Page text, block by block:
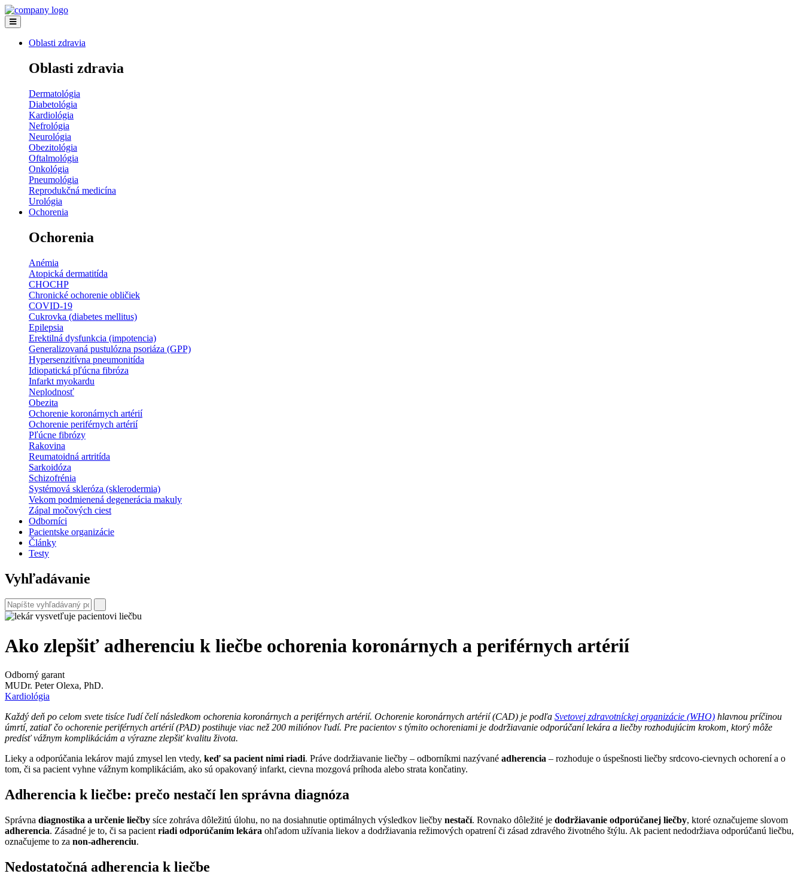
Oblasti zdravia
Oblasti zdravia
Dermatológia
Diabetológia
Kardiológia
Nefrológia
Neurológia
Obezitológia
Oftalmológia
Onkológia
Pneumológia
Reprodukčná medicína
Urológia
Ochorenia
Ochorenia
Anémia
Atopická dermatitída
CHOCHP
Chronické ochorenie obličiek
COVID-19
Cukrovka (diabetes mellitus)
Epilepsia
Erektilná dysfunkcia (impotencia)
Generalizovaná pustulózna psoriáza (GPP)
Hypersenzitívna pneumonitída
Idiopatická pľúcna fibróza
Infarkt myokardu
Neplodnosť
Obezita
Ochorenie koronárnych artérií
Ochorenie periférnych artérií
Pľúcne fibrózy
Rakovina
Reumatoidná artritída
Sarkoidóza
Schizofrénia
Systémová skleróza (sklerodermia)
Vekom podmienená degenerácia makuly
Zápal močových ciest
Odborníci
Pacientske organizácie
Články
Testy
Vyhľadávanie
Ako zlepšiť adherenciu k liečbe ochorenia koronárnych a periférnych artérií
Odborný garant
MUDr. Peter Olexa, PhD.
Kardiológia
Každý deň po celom svete tisíce ľudí čelí následkom ochorenia koronárnych a periférnych artérií. Ochorenie koronárnych artérií (CAD) je podľa Svetovej zdravotníckej organizácie (WHO) hlavnou príčinou
úmrtí, zatiaľ čo ochorenie periférnych artérií (PAD) postihuje viac než 200 miliónov ľudí. Pre pacientov s týmito ochoreniami je dodržiavanie odporúčaní lekára a liečby rozhodujúcim krokom, ktorý môže
predísť vážnym komplikáciám a výrazne zlepšiť kvalitu života.
Lieky a odporúčania lekárov majú zmysel len vtedy, keď sa pacient nimi riadi. Práve dodržiavanie liečby – odborníkmi nazývané adherencia – rozhoduje o úspešnosti liečby srdcovo-cievnych ochorení a o
tom, či sa pacient vyhne vážnym komplikáciám, ako sú opakovaný infarkt, cievna mozgová príhoda alebo strata končatiny.
Adherencia k liečbe: prečo nestačí len správna diagnóza
Správna diagnostika a určenie liečby síce zohráva dôležitú úlohu, no na dosiahnutie optimálnych výsledkov liečby nestačí. Rovnako dôležité je dodržiavanie odporúčanej liečby, ktoré označujeme slovom
adherencia. Zásadné je to, či sa pacient riadi odporúčaním lekára ohľadom užívania liekov a dodržiavania režimových opatrení či zásad zdravého životného štýlu. Ak pacient nedodržiava odporúčanú liečbu,
označujeme to za non-adherenciu.
Nedostatočná adherencia k liečbe